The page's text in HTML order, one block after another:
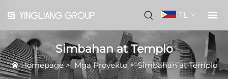
TL
Simbahan at Templo
Homepage> Mga Proyekto>Simbahan at Templo